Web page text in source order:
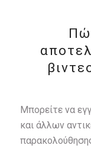
Μπορείτε να
και άλλων